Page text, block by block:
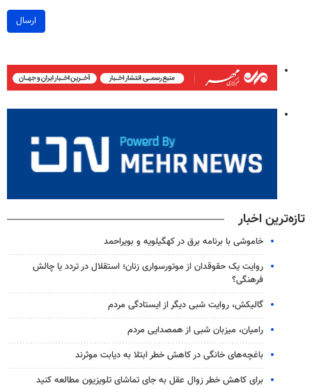
ارسال
تازه‌ترین اخبار
خاموشی با برنامه برق در کهگیلویه و بویراحمد
روایت یک حقوقدان از موتورسواری زنان؛ استقلال در تردد یا چالش
فرهنگی؟
گالیکش، روایت شبی دیگر از ایستادگی مردم
رامیان، میزبان شبی از همصدایی مردم
باغچه‌های خانگی در کاهش خطر ابتلا به دیابت موثرند
برای کاهش خطر زوال عقل به جای تماشای تلویزیون مطالعه کنید